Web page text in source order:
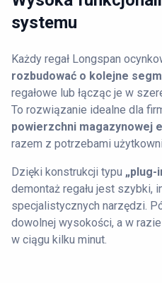
systemu
Każdy regał Longspan
rozbudować o kolejne
regałowe lub łącząc je w
To rozwiązanie idealne dla
powierzchni magazynowej
razem z potrzebami
Dzięki konstrukcji typu „plug-
demontaż regału jest szybki,
specjalistycznych narzędzi.
dowolnej wysokości, a w
w ciągu kilku minut.